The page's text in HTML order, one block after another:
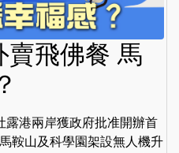
賣飛佛餐 馬
露港兩岸獲政府批准開辦首
鞍山及科學園架設無人機升